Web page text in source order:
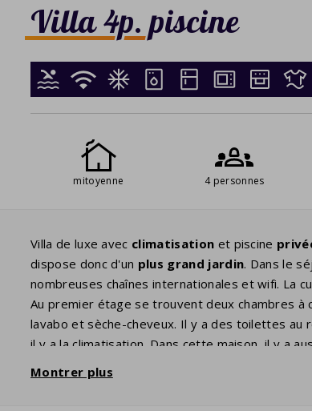
Villa 4p. piscine
mitoyenne 4 personnes
Villa de luxe avec climatisation et piscine
dispose donc d'un plus grand jardin. Dans le
nombreuses chaînes internationales et wifi. La
Au premier étage se trouvent deux chambres à
lavabo et sèche-cheveux. Il y a des toilettes au
il y a la climatisation. Dans cette maison, il y a
vous accédez à la terrasse où vous attendent un
barbecue
Montrer plus